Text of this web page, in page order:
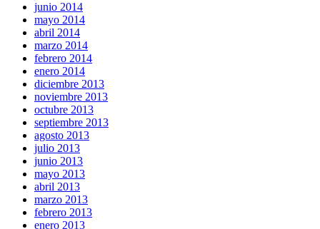
junio 2014
mayo 2014
abril 2014
marzo 2014
febrero 2014
enero 2014
diciembre 2013
noviembre 2013
octubre 2013
septiembre 2013
agosto 2013
julio 2013
junio 2013
mayo 2013
abril 2013
marzo 2013
febrero 2013
enero 2013